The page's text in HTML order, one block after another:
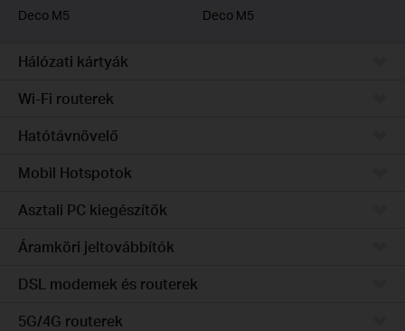
Deco M5
Deco M5
Hálózati kártyák
Wi-Fi routerek
Hatótávnövelő
Mobil Hotspotok
Asztali PC kiegészítők
Áramköri jeltovábbítók
DSL modemek és routerek
5G/4G routerek